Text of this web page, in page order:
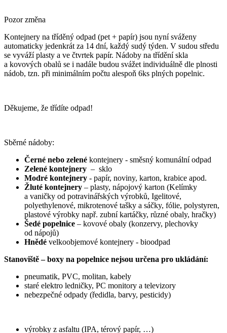
Pozor změna
Kontejnery na tříděný odpad (pet + papír) jsou nyní sváženy
automaticky jedenkrát za 14 dní, každý sudý týden. V sudou středu
se vyváží plasty a ve čtvrtek papír. Nádoby na třídění skla
a kovových obalů se i nadále budou svážet individuálně dle plnosti
nádob, tzn. při minimálním počtu alespoň 6ks plných popelnic.
Děkujeme, že třídíte odpad!
Sběrné nádoby:
Černé nebo zelené kontejnery - směsný komunální odpad
Zelené kontejnery – sklo
Modré kontejnery - papír, noviny, karton, krabice apod.
Žluté kontejnery – plasty, nápojový karton (Kelímky
a vaničky od potravinářských výrobků, Igelitové,
polyethylenové, mikrotenové tašky a sáčky, fólie, polystyren,
plastové výrobky např. zubní kartáčky, různé obaly, hračky)
Šedé popelnice – kovové obaly (konzervy, plechovky
od nápojů)
Hnědé velkoobjemové kontejnery - bioodpad
Stanoviště – boxy na popelnice nejsou určena pro ukládání:
pneumatik, PVC, molitan, kabely
staré elektro ledničky, PC monitory a televizory
nebezpečné odpady (ředidla, barvy, pesticidy)
výrobky z asfaltu (IPA, térový papír, …)